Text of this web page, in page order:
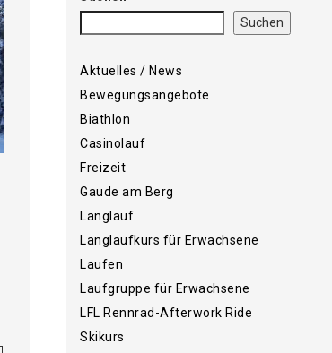
Suchen
Aktuelles / News
Bewegungsangebote
Biathlon
Casinolauf
Freizeit
Gaude am Berg
Langlauf
Langlaufkurs für Erwachsene
Laufen
Laufgruppe für Erwachsene
LFL Rennrad-Afterwork Ride
Skikurs